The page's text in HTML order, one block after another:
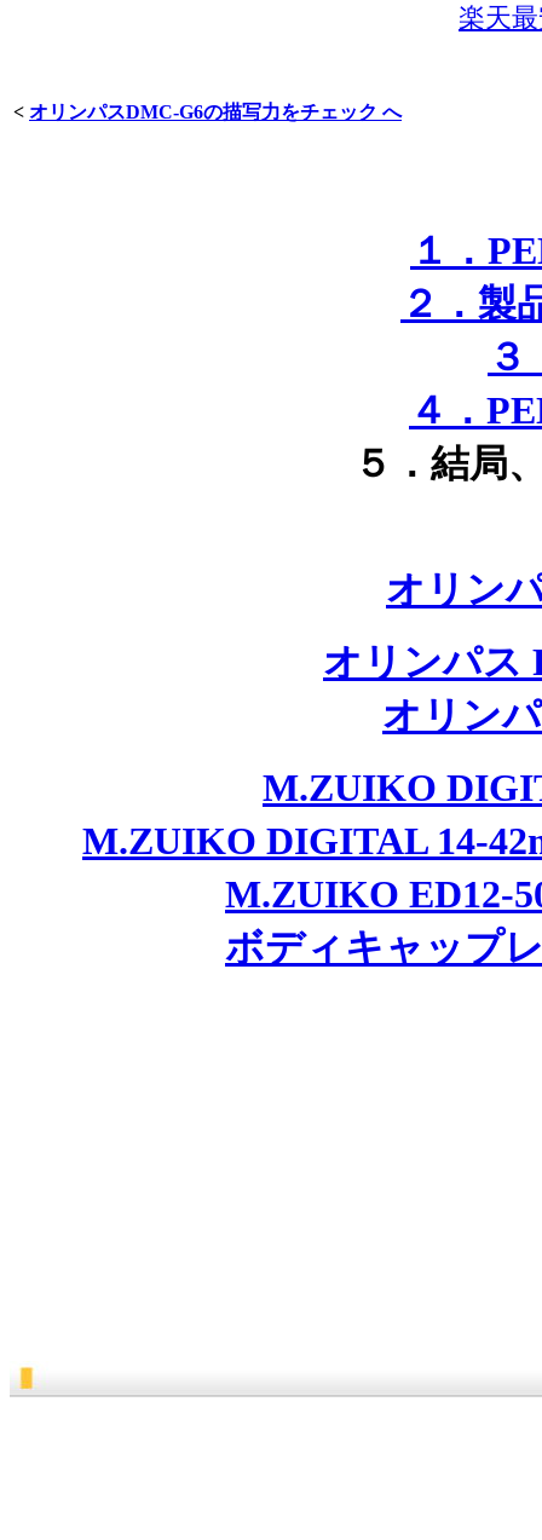
楽天
< オリンパスDMC-G6の描写力をチェック へ
１．
２．製
４．
５．結局
オリン
オリンパス
オリン
M.ZUIKO
M.ZUIKO DIGITAL 14-
M.ZUIKO ED12-
ボディキャップ